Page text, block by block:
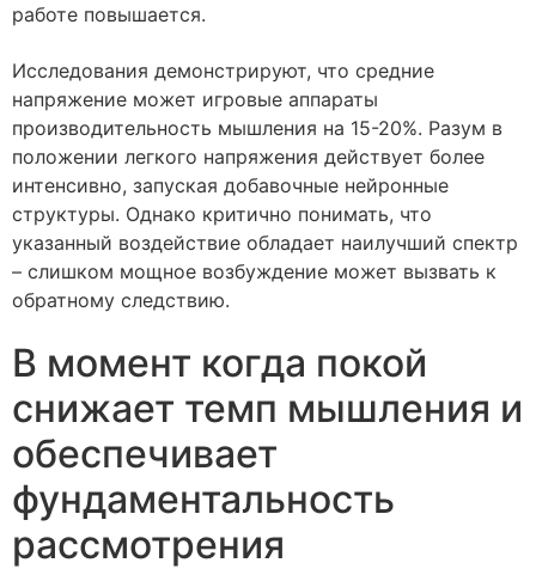
работе повышается.
Исследования демонстрируют, что средние
напряжение может игровые аппараты
производительность мышления на 15-20%. Разум в
положении легкого напряжения действует более
интенсивно, запуская добавочные нейронные
структуры. Однако критично понимать, что
указанный воздействие обладает наилучший спектр
– слишком мощное возбуждение может вызвать к
обратному следствию.
В момент когда покой
снижает темп мышления и
обеспечивает
фундаментальность
рассмотрения